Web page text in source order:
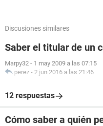
Discusiones similares
Saber el titular de un
Marpy32 - 1 may 2009 a las 07:15
perez - 2 jun 2016 a las 21:46
12 respuestas
Cómo saber a quién